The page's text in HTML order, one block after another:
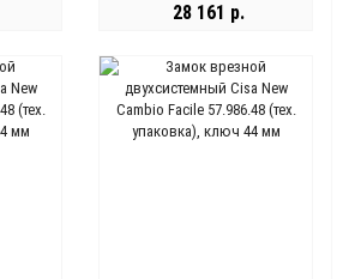
28 161 р.